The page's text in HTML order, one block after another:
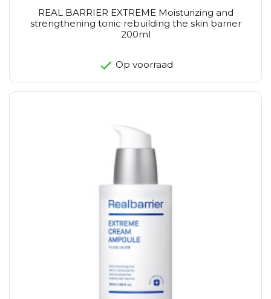
REAL BARRIER EXTREME Moisturizing and
strengthening tonic rebuilding the skin barrier
200ml
Op voorraad